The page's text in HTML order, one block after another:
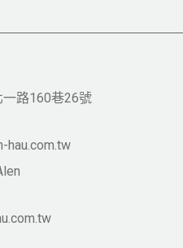
路160巷26號
hau.com.tw